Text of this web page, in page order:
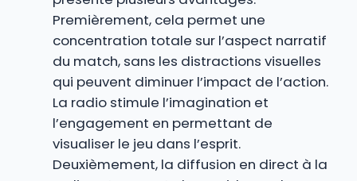
Premièrement, cela permet une
concentration totale sur l’aspect narratif
du match, sans les distractions visuelles
qui peuvent diminuer l’impact de l’action.
La radio stimule l’imagination et
l’engagement en permettant de
visualiser le jeu dans l’esprit.
Deuxièmement, la diffusion en direct à la